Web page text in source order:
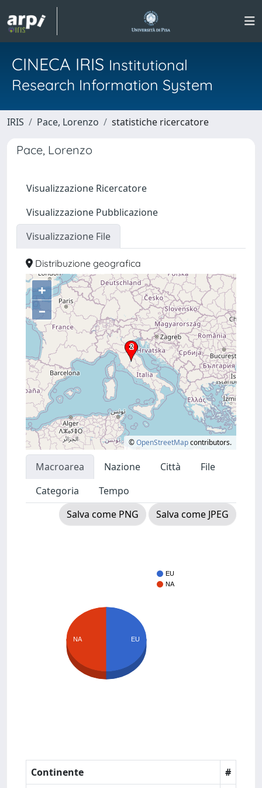
CINECA IRIS Institutional
Research Information System
IRIS Pace, Lorenzo statistiche ricercatore
Pace, Lorenzo
Visualizzazione Ricercatore
Visualizzazione Pubblicazione
Visualizzazione File
Distribuzione geografica
+
–
©OpenStreetMapcontributors.
Macroarea Nazione Città
File
Categoria
Tempo
Salva come PNG
Salva come JPEG
EU
NA
NA EU
Continente #